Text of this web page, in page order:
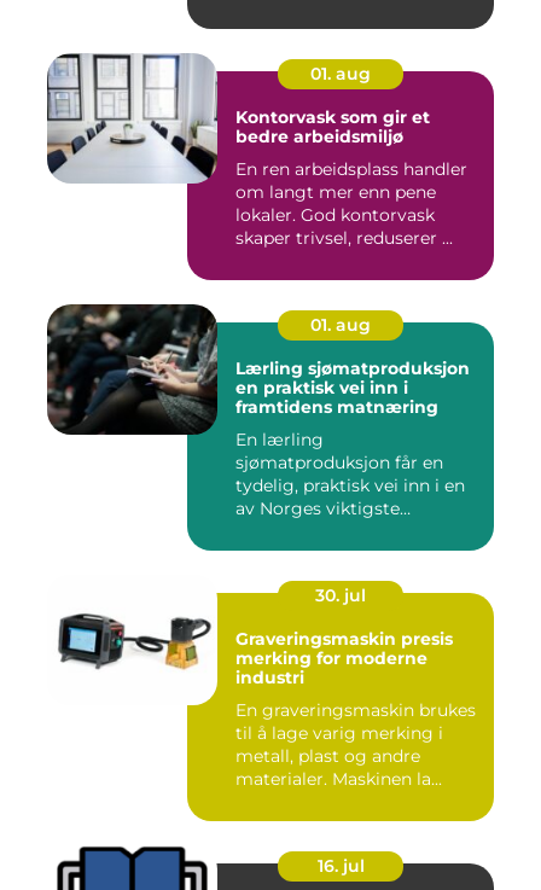
01. aug
Kontorvask som gir et
bedre arbeidsmiljø
En ren arbeidsplass handler
om langt mer enn pene
lokaler. God kontorvask
skaper trivsel, reduserer ...
01. aug
Lærling sjømatproduksjon
en praktisk vei inn i
framtidens matnæring
En lærling
sjømatproduksjon får en
tydelig, praktisk vei inn i en
av Norges viktigste
30. jul
Graveringsmaskin presis
merking for moderne
industri
En graveringsmaskin brukes
til å lage varig merking i
metall, plast og andre
materialer. Maskinen la...
16. jul